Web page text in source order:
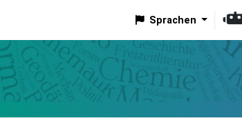
Sprachen